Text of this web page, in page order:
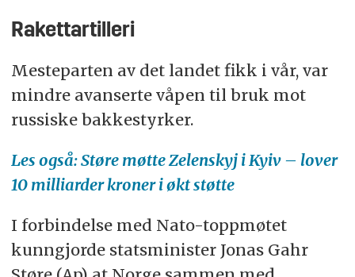
Rakettartilleri
Mesteparten av det landet fikk i vår, var
mindre avanserte våpen til bruk mot
russiske bakkestyrker.
Les også: Støre møtte Zelenskyj i Kyiv – lover
10 milliarder kroner i økt støtte
I forbindelse med Nato-toppmøtet
kunngjorde statsminister Jonas Gahr